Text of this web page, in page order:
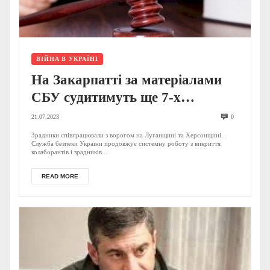
ВІЙНА В УКРАЇНІ
На Закарпатті за матеріалами
СБУ судитимуть ще 7-х
колаборантів – начальників,
командира, директора та
охоронця: відомі деталі
21.07.2023 0
Зрадники співпрацювали з ворогом на Луганщині та Херсонщині.
Служба безпеки України продовжує системну роботу з викриття
колаборантів і зрадників...
READ MORE